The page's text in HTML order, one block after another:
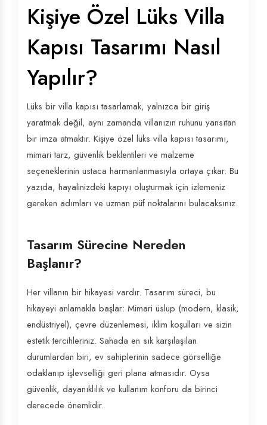
Kişiye Özel Lüks Villa
Kapısı Tasarımı Nasıl
Yapılır?
Lüks bir villa kapısı tasarlamak, yalnızca bir giriş
yaratmak değil, aynı zamanda villanızın ruhunu yansıtan
bir imza atmaktır. Kişiye özel lüks villa kapısı tasarımı,
mimari tarz, güvenlik beklentileri ve malzeme
seçeneklerinin ustaca harmanlanmasıyla ortaya çıkar. Bu
yazıda, hayalinizdeki kapıyı oluşturmak için izlemeniz
gereken adımları ve uzman püf noktalarını bulacaksınız.
Tasarım Sürecine Nereden
Başlanır?
Her villanın bir hikayesi vardır. Tasarım süreci, bu
hikayeyi anlamakla başlar: Mimari üslup (modern, klasik,
endüstriyel), çevre düzenlemesi, iklim koşulları ve sizin
estetik tercihleriniz. Sahada en sık karşılaşılan
durumlardan biri, ev sahiplerinin sadece görselliğe
odaklanıp işlevselliği geri plana atmasıdır. Oysa
güvenlik, dayanıklılık ve kullanım konforu da birinci
derecede önemlidir.